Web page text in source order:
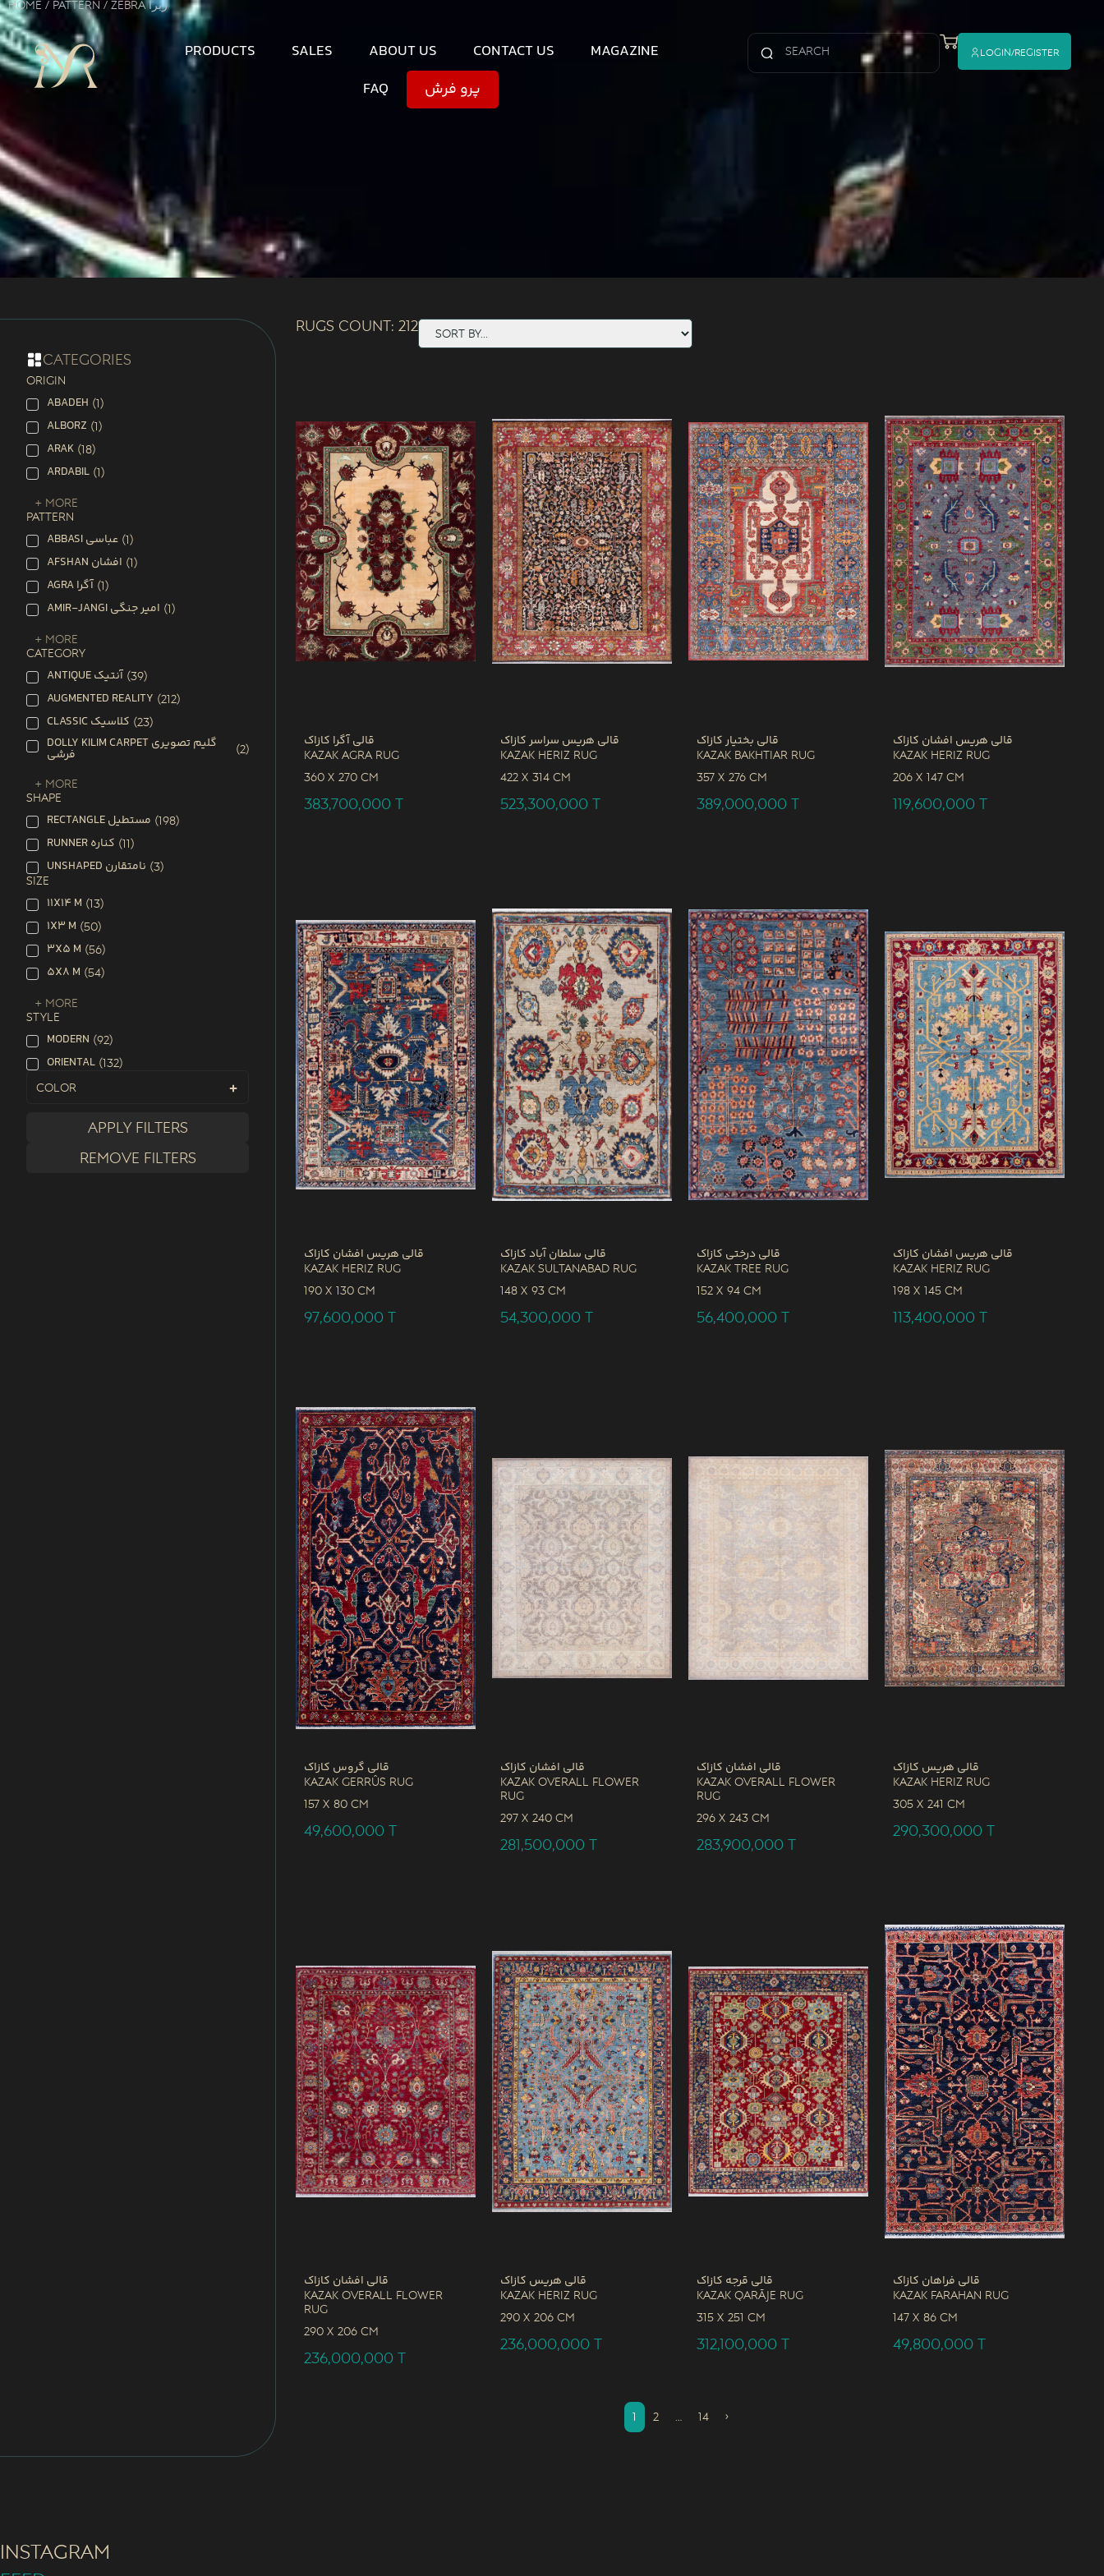
PRODUCTS SALES ABOUT US CONTACT US
MAGAZINE
FAQ
پرو فرش
Login/register
Home / Pattern / Zebra زبرا
categories
ORIGIN
ABADEH (1)
ALBORZ (1)
ARAK (18)
ARDABIL (1)
+ More
PATTERN
ABBASI عباسی (1)
AFSHAN افشان (1)
AGRA آگرا (1)
AMIR-JANGI امیر جنگی (1)
+ More
CATEGORY
ANTIQUE آنتیک (39)
AUGMENTED REALITY (212)
CLASSIC کلاسیک (23)
DOLLY KILIM CARPET گلیم تصویری
فرشی (2)
+ More
SHAPE
RECTANGLE مستطیل (198)
RUNNER کناره (11)
UNSHAPED نامتقارن (3)
SIZE
11X14 M (13)
1X3 M (50)
3X5 M (56)
5X8 M (54)
+ More
STYLE
MODERN (92)
ORIENTAL (132)
Color
Apply filters
Remove filters
Rugs Count: 212
قالی آگرا کازاک
Kazak Agra Rug
360 x 270 CM
383,700,000 T
قالی هریس سراسر کازاک
Kazak Heriz Rug
422 x 314 CM
523,300,000 T
قالی بختیار کازاک
Kazak Bakhtiar Rug
357 x 276 CM
389,000,000 T
قالی هریس افشان کازاک
Kazak Heriz Rug
206 x 147 CM
119,600,000 T
قالی هریس افشان کازاک
Kazak Heriz Rug
190 x 130 CM
97,600,000 T
قالی سلطان آباد کازاک
Kazak Sultanabad Rug
148 x 93 CM
54,300,000 T
قالی درختی کازاک
Kazak Tree Rug
152 x 94 CM
56,400,000 T
قالی هریس افشان کازاک
Kazak Heriz Rug
198 x 145 CM
113,400,000 T
قالی گروس کازاک
Kazak Gerrûs Rug
157 x 80 CM
49,600,000 T
قالی افشان کازاک
Kazak Overall Flower
Rug
297 x 240 CM
281,500,000 T
قالی افشان کازاک
Kazak Overall Flower
Rug
296 x 243 CM
283,900,000 T
قالی هریس کازاک
Kazak Heriz Rug
305 x 241 CM
290,300,000 T
قالی افشان کازاک
Kazak Overall Flower
Rug
290 x 206 CM
236,000,000 T
قالی هریس کازاک
Kazak Heriz Rug
290 x 206 CM
236,000,000 T
قالی قرجه کازاک
Kazak Qarāje Rug
315 x 251 CM
312,100,000 T
قالی فراهان کازاک
Kazak Farahan Rug
147 x 86 CM
49,800,000 T
1 2 … 14 ›
INSTAGRAM